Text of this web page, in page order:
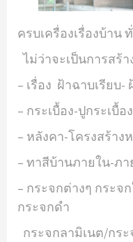
ครบเครื่องเรื่องบ้าน
ไม่ว่าจะเป็นการสร้
– เรื่อง ฝ้าฉาบเรียบ-
– กระเบื้อง-ปูกระเบื้
– หลังคา-โครงสร้าง
– ทาสีบ้านภายใน-ภ
– กระจกต่างๆ กระจ
กระจกดำ
กระจกลามิเนต/กร